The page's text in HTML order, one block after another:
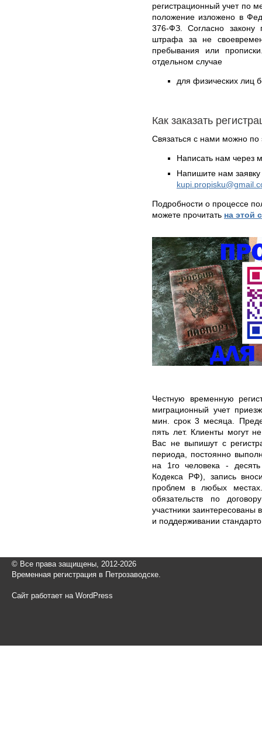
регистрационный учет по
положение изложено в
376-ФЗ. Согласно закону
штрафа за не
пребывания или
отдельном случае
для физических лиц
Как заказать
Связаться с нами можно по
Написать нам через
Напишите нам
Подробности о процессе
можете прочитать на этой
Честную временную
миграционный учет
мин. срок 3 месяца.
пять лет. Клиенты могут
Вас не выпишут с
периода, постоянно
на 1го человека -
Кодекса РФ), запись
проблем в любых местах.
обязательств по
участники заинтересованы
и поддерживании
© Все права защищены, 2012-2026
Временная регистрация в Петрозаводске.
Сайт работает на WordPress